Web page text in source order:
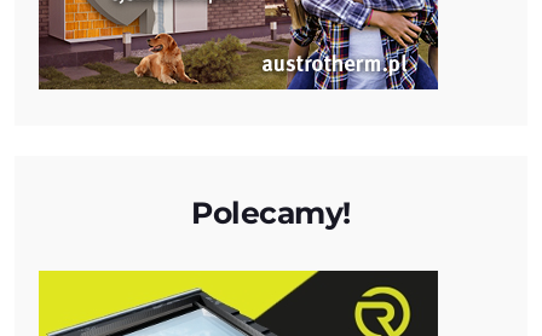
Polecamy!